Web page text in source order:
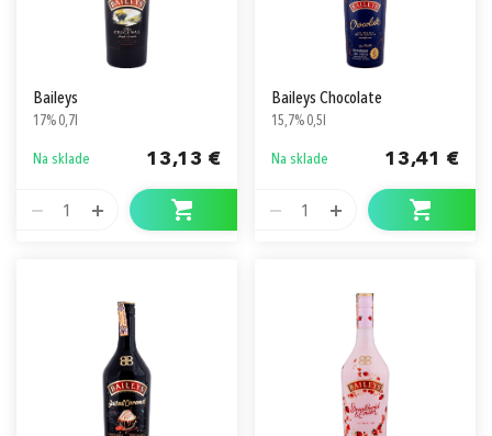
Baileys
17% 0,7l
Na sklade 13,13 €
1
Baileys Chocolate
15,7% 0,5l
Na sklade 13,41 €
1